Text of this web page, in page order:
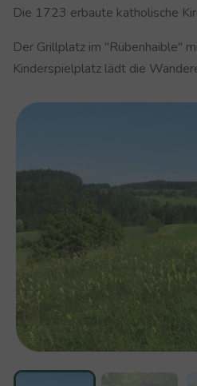
Die 1723 erbaute katholische
Der Grillplatz im "Rübenhaible"
Kinderspielplatz lädt die